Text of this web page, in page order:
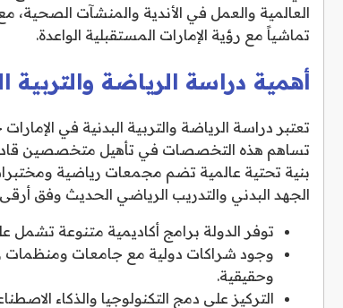
العالمية والعمل في الأندية والمنشآت الصحية،
تماشياً مع رؤية الإمارات المستقبلية الواعدة.
أهمية دراسة الرياضة والتربية
تعتبر دراسة الرياضة والتربية البدنية في
تساهم هذه التخصصات في تأهيل متخصصين
بنية تحتية عالمية تضم مجمعات رياضية
الجهد البدني والتدريب الرياضي الحديث وفق أرقى
توفر الدولة برامج أكاديمية متنوعة تشمل
وجود شراكات دولية مع جامعات ومنظمات
وحقيقية.
التركيز على دمج التكنولوجيا والذكاء